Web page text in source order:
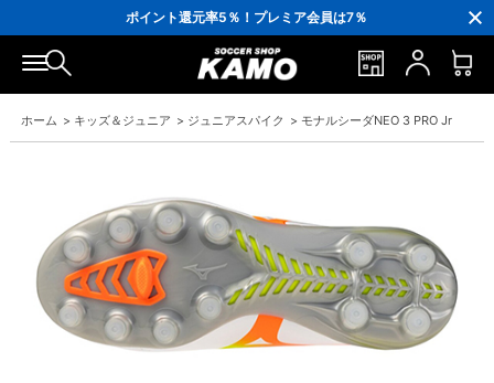
ポイント還元率5％！プレミア会員は7％
会員の方にはお誕生月に「10％OFFクーポン」プレゼント！
16,000円(税込)以上でシューズケースプレゼント！
3,300円(税込)以上で送料無料！
ホーム > キッズ＆ジュニア > ジュニアスパイク > モナルシーダNEO 3 PRO Jr